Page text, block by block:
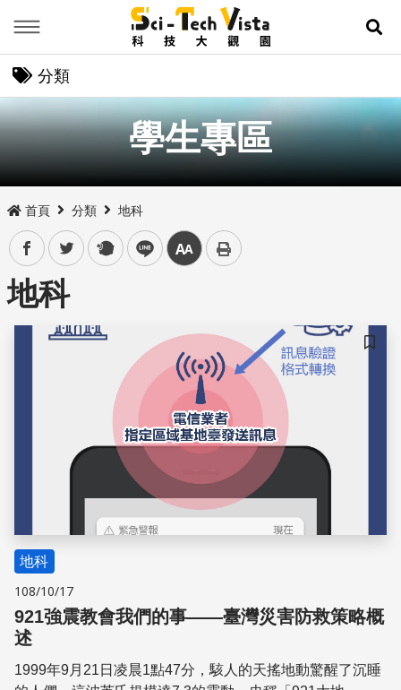
展
分類
學生專區
首頁 分類 地科
facebooktwitter plurk line 中
地科
儲存
地科
108/10/17
921強震教會我們的事——臺灣災害防救策略概
述
1999年9月21日凌晨1點47分，駭人的天搖地動驚醒了沉睡